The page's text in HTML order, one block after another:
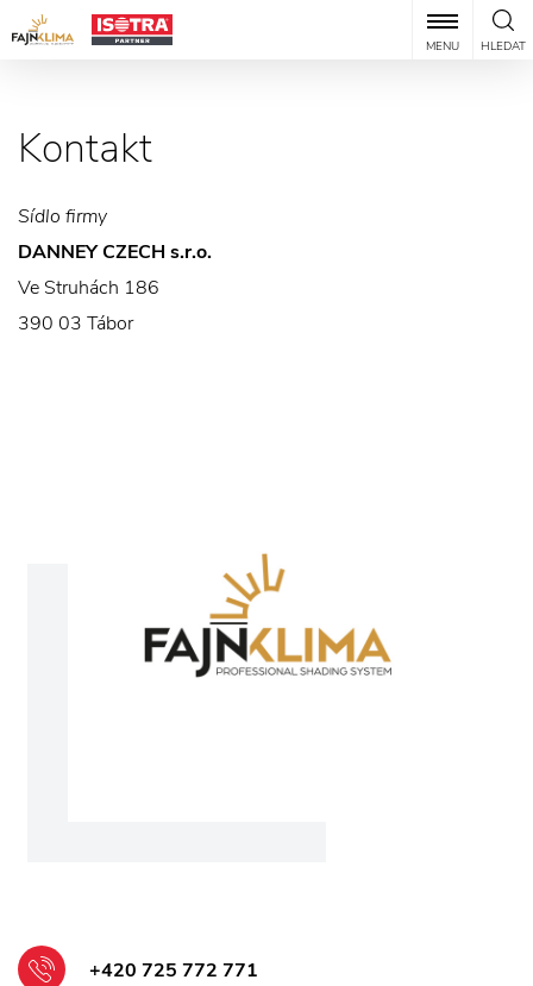
HLEDAT
MENU
Kontakt
Sídlo firmy
DANNEY CZECH s.r.o.
Ve Struhách 186
390 03 Tábor
+420 725 772 771